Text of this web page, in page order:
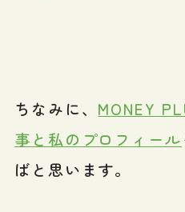
ちなみに、 MONEY
事と私のプロフィール
ばと思います。